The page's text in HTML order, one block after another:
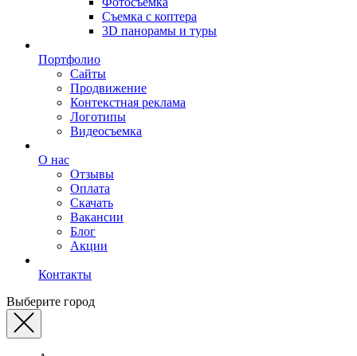
Съемка с коптера
3D панорамы и туры
Портфолио
Сайты
Продвижение
Контекстная реклама
Логотипы
Видеосъемка
О нас
Отзывы
Оплата
Скачать
Вакансии
Блог
Акции
Контакты
Выберите город